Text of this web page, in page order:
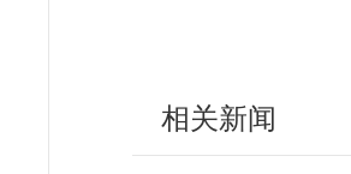
相关新闻